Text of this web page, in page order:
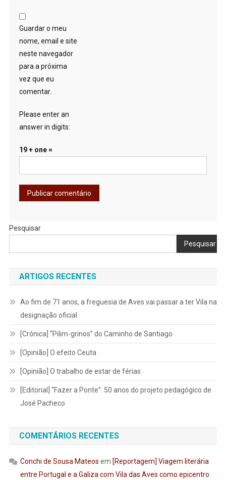
Guardar o meu
nome, email e site
neste navegador
para a próxima
vez que eu
comentar.
Please enter an
answer in digits:
19 + one =
Pesquisar
Pesquisar
ARTIGOS RECENTES
Ao fim de 71 anos, a freguesia de Aves vai passar a ter Vila na
designação oficial
[Crónica] “Pilim-grinos” do Caminho de Santiago
[Opinião] O efeito Ceuta
[Opinião] O trabalho de estar de férias
[Editorial] “Fazer a Ponte”: 50 anos do projeto pedagógico de
José Pacheco
COMENTÁRIOS RECENTES
Conchi de Sousa Mateos em [Reportagem] Viagem literária
entre Portugal e a Galiza com Vila das Aves como epicentro